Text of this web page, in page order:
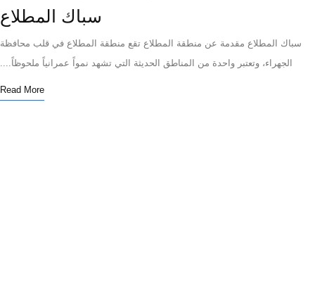
سباك المطلاع
المطلاع مقدمة عن منطقة المطلاع تقع منطقة المطلاع في قلب محافظة
الجهراء، وتعتبر واحدة من المناطق الحديثة التي تشهد نمواً عمرانياً ملحوظاً....
Read More